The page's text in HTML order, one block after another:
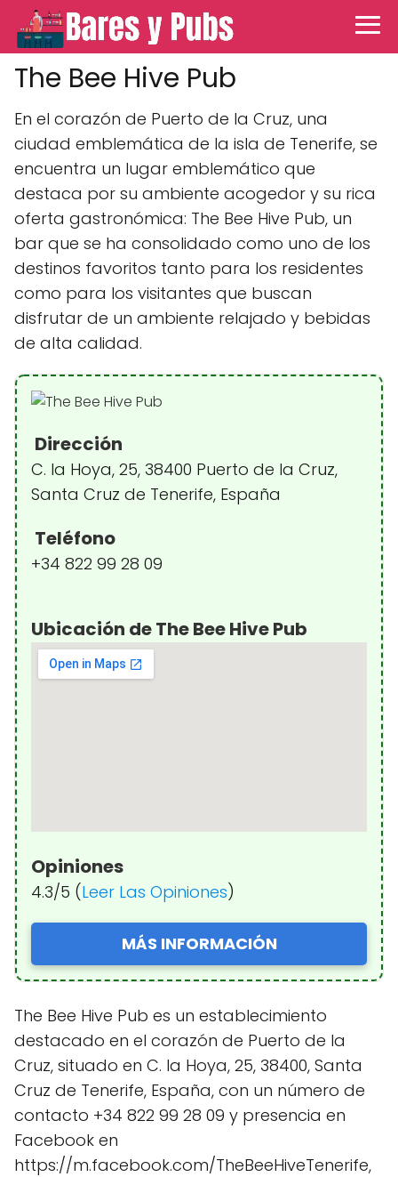
The Bee Hive Pub
En el corazón de Puerto de la Cruz, una
ciudad emblemática de la isla de Tenerife, se
encuentra un lugar emblemático que
destaca por su ambiente acogedor y su rica
oferta gastronómica: The Bee Hive Pub, un
bar que se ha consolidado como uno de los
destinos favoritos tanto para los residentes
como para los visitantes que buscan
disfrutar de un ambiente relajado y bebidas
de alta calidad.
Dirección
C. la Hoya, 25, 38400 Puerto de la Cruz,
Santa Cruz de Tenerife, España
Teléfono
+34 822 99 28 09
Ubicación de The Bee Hive Pub
Opiniones
4.3/5 (Leer Las Opiniones)
MÁS INFORMACIÓN
The Bee Hive Pub es un establecimiento
destacado en el corazón de Puerto de la
Cruz, situado en C. la Hoya, 25, 38400, Santa
Cruz de Tenerife, España, con un número de
contacto +34 822 99 28 09 y presencia en
Facebook en
https://m.facebook.com/TheBeeHiveTenerife,